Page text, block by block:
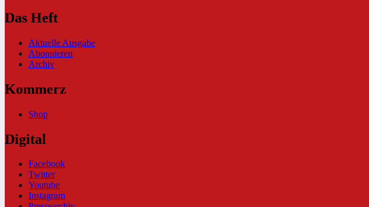
Das Heft
Aktuelle Ausgabe
Abonnieren
Archiv
Kommerz
Shop
Digital
Facebook
Twitter
Youtube
Instagram